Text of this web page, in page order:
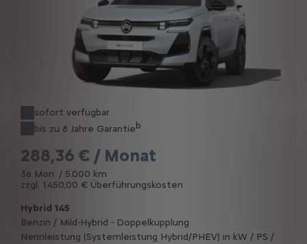
sofort verfügbar
bis zu 8 Jahre Garantieb
288,36 € / Monat
36 Mon. / 5.000 km
zzgl. 1.450,00 € Überführungskosten
Hybrid 145
Benzin / Mild-Hybrid - Doppelkupplung
Nennleistung (Systemleistung Hybrid/PHEV) in kW / PS /